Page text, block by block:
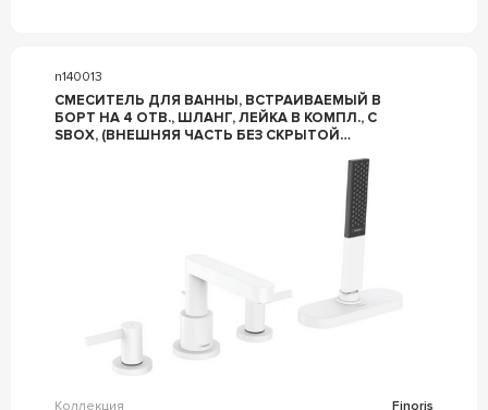
n140013
СМЕСИТЕЛЬ ДЛЯ ВАННЫ, ВСТРАИВАЕМЫЙ В
БОРТ НА 4 ОТВ., ШЛАНГ, ЛЕЙКА В КОМПЛ., С
SBOX, (ВНЕШНЯЯ ЧАСТЬ БЕЗ СКРЫТОЙ
Коллекция
Finoris